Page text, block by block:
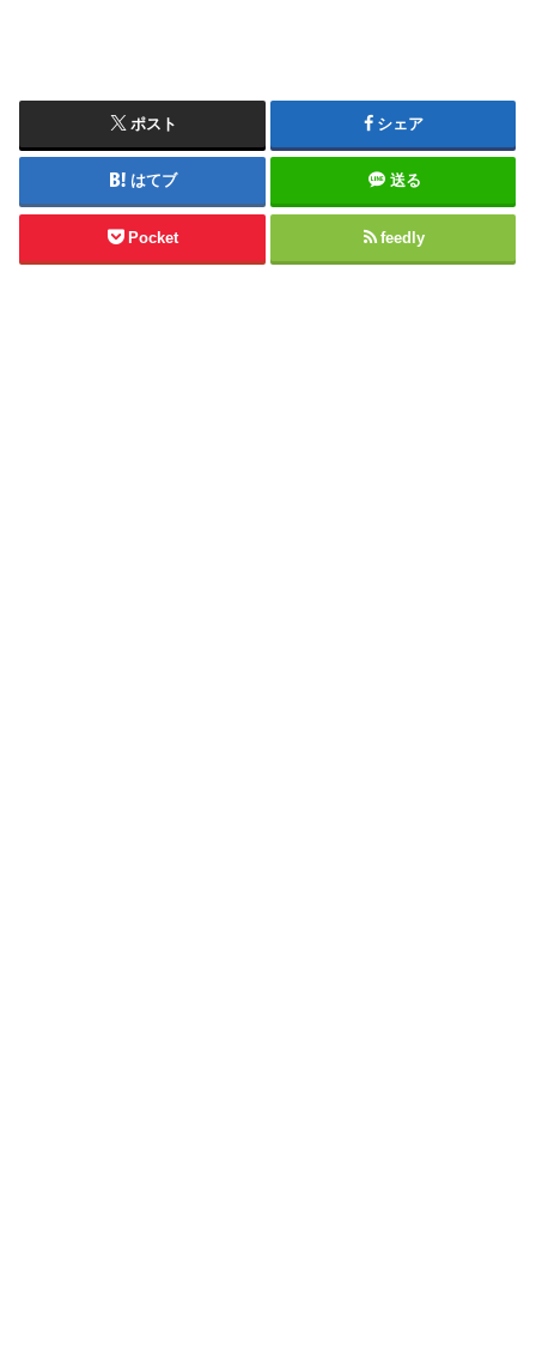
ポスト シェア
はてブ 送る
Pocket feedly